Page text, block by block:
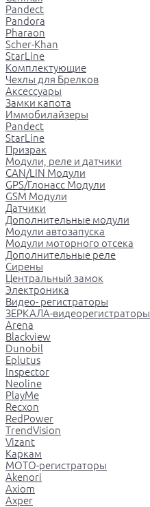
Pandect
Pandora
Pharaon
Scher-Khan
StarLine
Комплектующие
Чехлы для Брелков
Аксессуары
Замки капота
Иммобилайзеры
Pandect
StarLine
Призрак
Модули, реле и датчики
CAN/LIN Модули
GPS/Глонасс Модули
GSM Модули
Датчики
Дополнительные модули
Модули автозапуска
Модули моторного отсека
Дополнительные реле
Сирены
Центральный замок
Электроника
Видео- регистраторы
ЗЕРКАЛА-видеорегистраторы
Arena
Blackview
Dunobil
Eplutus
Inspector
Neoline
PlayMe
Recxon
RedPower
TrendVision
Vizant
Каркам
МОТО-регистраторы
Akenori
Axiom
Axper